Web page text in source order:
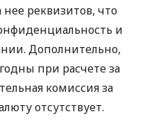
реквизитов, что
и
Дополнительно,
при расчете за
комиссия за
отсутствует.